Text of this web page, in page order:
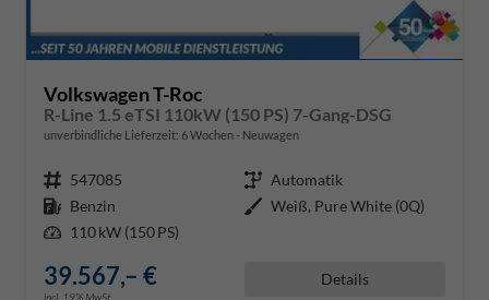
Volkswagen T-Roc
R-Line 1.5 eTSI 110kW (150 PS) 7-Gang-DSG
unverbindliche Lieferzeit: 6 Wochen Neuwagen
Fahrzeugnr. 547085 Getriebe Automatik
Kraftstoff Benzin Außenfarbe Weiß, Pure White (0Q)
Leistung 110 kW (150 PS)
39.567,– €
incl. 19% MwSt.
Details